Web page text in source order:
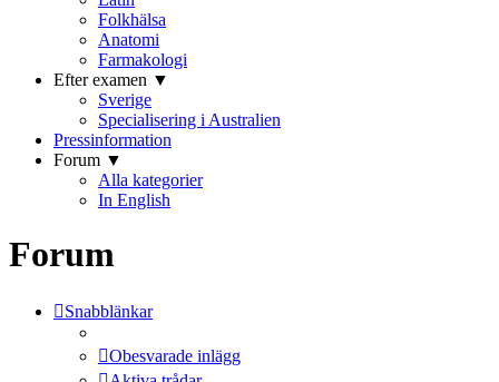
Folkhälsa
Anatomi
Farmakologi
Efter examen ▼
Sverige
Specialisering i Australien
Pressinformation
Forum ▼
Alla kategorier
In English
Forum
Snabblänkar
Obesvarade inlägg